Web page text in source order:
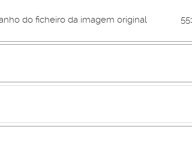
do ficheiro da imagem original
imagem :